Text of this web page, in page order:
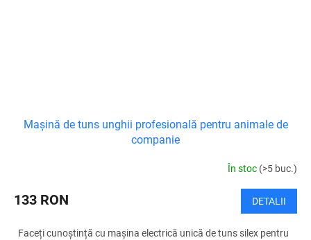
Mașină de tuns unghii profesională pentru animale de
companie
În stoc (>5 buc.)
133 RON DETALII
Faceți cunoștință cu mașina electrică unică de tuns silex pentru